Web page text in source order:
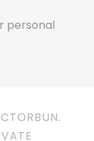
personal